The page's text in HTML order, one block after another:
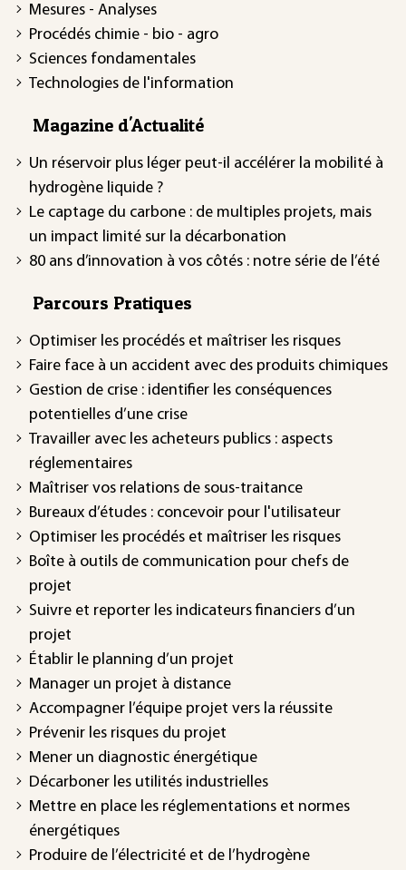
Mesures - Analyses
Procédés chimie - bio - agro
Sciences fondamentales
Technologies de l'information
Magazine d'Actualité
Un réservoir plus léger peut-il accélérer la mobilité à
hydrogène liquide ?
Le captage du carbone : de multiples projets, mais
un impact limité sur la décarbonation
80 ans d’innovation à vos côtés : notre série de l’été
Parcours Pratiques
Optimiser les procédés et maîtriser les risques
Faire face à un accident avec des produits chimiques
Gestion de crise : identifier les conséquences
potentielles d’une crise
Travailler avec les acheteurs publics : aspects
réglementaires
Maîtriser vos relations de sous-traitance
Bureaux d’études : concevoir pour l'utilisateur
Optimiser les procédés et maîtriser les risques
Boîte à outils de communication pour chefs de
projet
Suivre et reporter les indicateurs financiers d’un
projet
Établir le planning d’un projet
Manager un projet à distance
Accompagner l’équipe projet vers la réussite
Prévenir les risques du projet
Mener un diagnostic énergétique
Décarboner les utilités industrielles
Mettre en place les réglementations et normes
énergétiques
Produire de l’électricité et de l’hydrogène